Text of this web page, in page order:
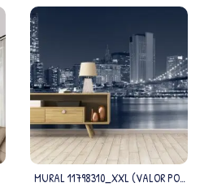
MURAL 11798310_XXL (VALOR POR